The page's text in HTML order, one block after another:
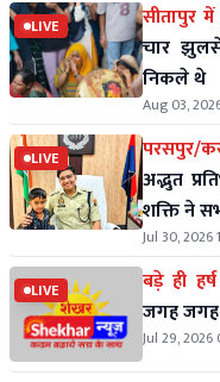
LIVE
चार
निकले थे
Aug 03,
LIVE
अद्भुत
शक्ति ने
Jul 30, 2026
LIVE
जगह जगह
Jul 29, 2026